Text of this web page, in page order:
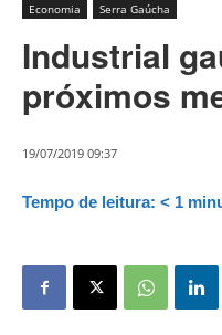
Economia Serra Gaúcha
Industrial
próximos
19/07/2019 09:37
Tempo de leitura: < 1